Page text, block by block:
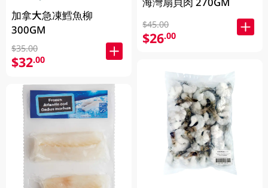
加拿大急凍鱈魚柳
300GM
$35.00
$32.00
$45.00
$26.00